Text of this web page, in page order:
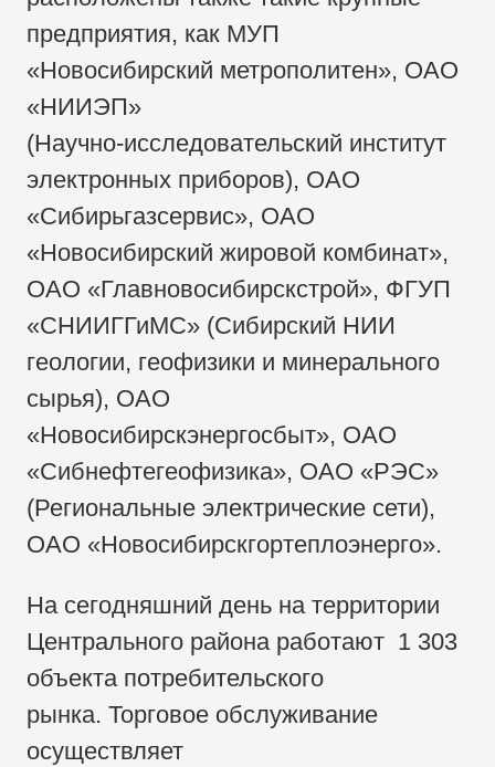
предприятия, как МУП
«Новосибирский метрополитен», ОАО
«НИИЭП»
(Научно-исследовательский институт
электронных приборов), ОАО
«Сибирьгазсервис», ОАО
«Новосибирский жировой комбинат»,
ОАО «Главновосибирскстрой», ФГУП
«СНИИГГиМС» (Сибирский НИИ
геологии, геофизики и минерального
сырья), ОАО
«Новосибирскэнергосбыт», ОАО
«Сибнефтегеофизика», ОАО «РЭС»
(Региональные электрические сети),
ОАО «Новосибирскгортеплоэнерго».
На сегодняшний день на территории
Центрального района работают 1 303
объекта потребительского
рынка. Торговое обслуживание
осуществляет